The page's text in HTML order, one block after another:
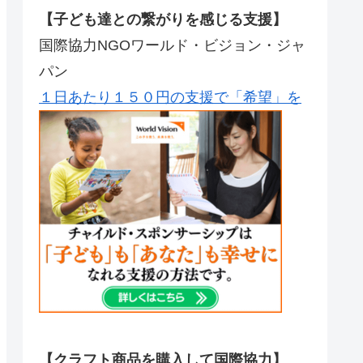
【子ども達との繋がりを感じる支援】
国際協力NGOワールド・ビジョン・ジャ
パン
１日あたり１５０円の支援で「希望」を